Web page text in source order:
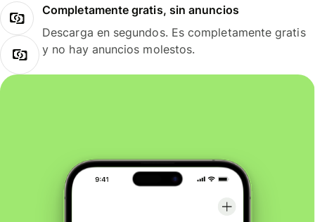
Completamente gratis, sin anuncios
Descarga en segundos. Es completamente gratis
y no hay anuncios molestos.